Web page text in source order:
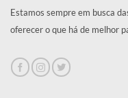
Estamos sempre em busca
oferecer o que há de melhor